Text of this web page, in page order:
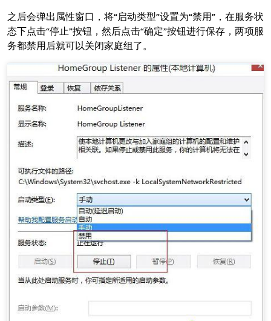
之后会弹出属性窗口，将“启动类型”设置为“禁用”，在服务状
态下点击“停止”按钮，然后点击“确定”按钮进行保存，两项服
务都禁用后就可以关闭家庭组了。